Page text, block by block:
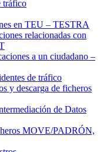
tráfico
en TEU – TESTRA
relacionadas con
a un ciudadano –
de tráfico
y descarga de ficheros
de Datos
MOVE/PADRÓN,